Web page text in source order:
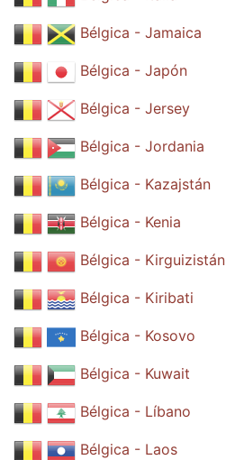
Bélgica - Jamaica
Bélgica - Japón
Bélgica - Jersey
Bélgica - Jordania
Bélgica - Kazajstán
Bélgica - Kenia
Bélgica - Kirguizistán
Bélgica - Kiribati
Bélgica - Kosovo
Bélgica - Kuwait
Bélgica - Líbano
Bélgica - Laos